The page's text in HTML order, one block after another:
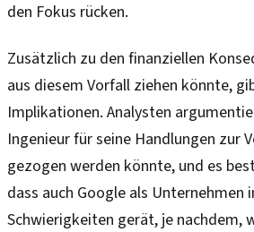
den Fokus rücken.
Zusätzlich zu den finanziellen
aus diesem Vorfall ziehen könnte,
Implikationen. Analysten
Ingenieur für seine Handlungen zur
gezogen werden könnte, und es
dass auch Google als Unternehmen
Schwierigkeiten gerät, je nachdem,